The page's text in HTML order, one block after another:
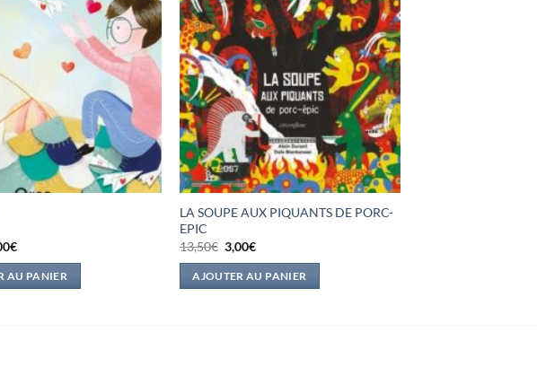
:
€Le
actuel
est :
AU PANIER
LA SOUPE AUX PIQUANTS DE PORC-
EPIC
13,50€ Le
prix
initial
était :
3,00€Le
actuel
est :
AJOUTER AU PANIER